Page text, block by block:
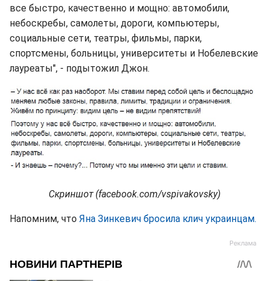
все быстро, качественно и мощно: автомобили,
небоскребы, самолеты, дороги, компьютеры,
социальные сети, театры, фильмы, парки,
спортсмены, больницы, университеты и Нобелевские
лауреаты", - подытожил Джон.
Скриншот (facebook.com/vspivakovsky)
Напомним, что Яна Зинкевич бросила клич украинцам.